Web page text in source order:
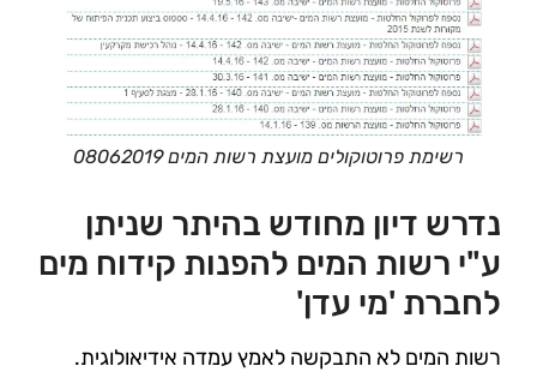
רשימת פרוטוקולים מועצת רשות המים 08062019
נדרש דיון מחודש בהיתר שניתן
ע"י רשות המים להפנות קידוח מים
לחברת 'מי עדן'
רשות המים לא התבקשה לאמץ עמדה אידיאולוגית.